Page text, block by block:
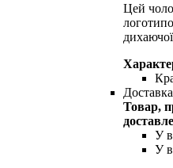
Цей
Доставка
Товар,
У
У